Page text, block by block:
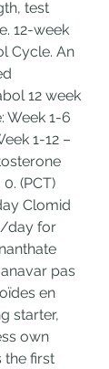
test
12-week
Cycle. An
12 week
Week 1-6
1-12 –
(PCT)
Clomid
day for
pas
en
starter,
own
the first